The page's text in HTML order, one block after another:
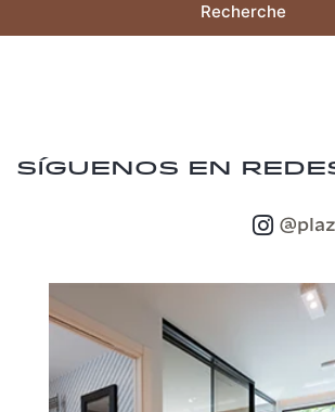
Recherche
Síguenos en